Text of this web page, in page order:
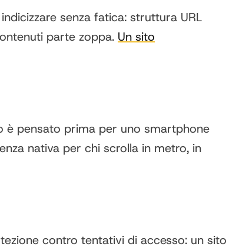
senza fatica: struttura URL
parte zoppa. Un sito
è pensato prima per uno smartphone
nativa per chi scrolla in metro, in
contro tentativi di accesso: un sito